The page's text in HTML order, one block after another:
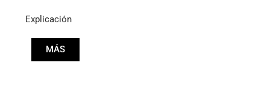
Explicación
MÁS